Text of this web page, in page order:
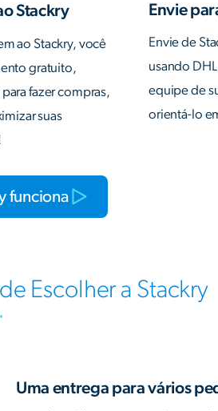
Stackry
ao Stackry, você
gratuito,
fazer compras,
suas
Envie
Envie de
usando
equipe de
orientá-lo
funciona
Escolher a Stackry
Uma entrega para vários